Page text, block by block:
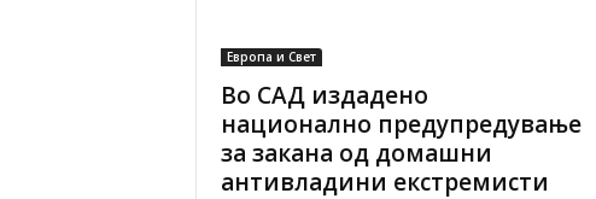
Европа и Свет
Во САД издадено
национално предупредување
за закана од домашни
антивладини екстремисти